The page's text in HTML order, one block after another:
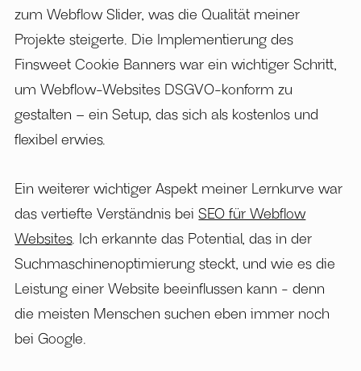
zum Webflow Slider, was die Qualität meiner
Projekte steigerte. Die Implementierung des
Finsweet Cookie Banners war ein wichtiger Schritt,
um Webflow-Websites DSGVO-konform zu
gestalten – ein Setup, das sich als kostenlos und
flexibel erwies.
Ein weiterer wichtiger Aspekt meiner Lernkurve war
das vertiefte Verständnis beiSEO für Webflow
Websites. Ich erkannte das Potential, das in der
Suchmaschinenoptimierung steckt, und wie es die
Leistung einer Website beeinflussen kann - denn
die meisten Menschen suchen eben immer noch
bei Google.